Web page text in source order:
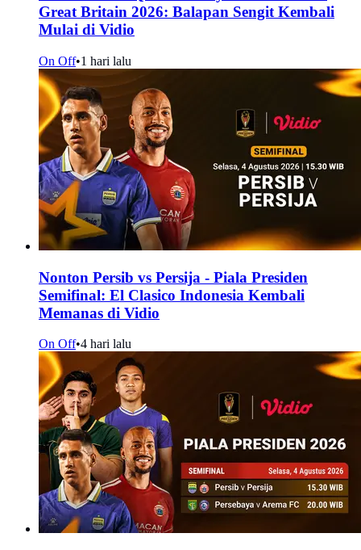
Great Britain 2026: Balapan Sengit Kembali
Mulai di Vidio
On Off•1 hari lalu
Nonton Persib vs Persija - Piala Presiden
Semifinal: El Clasico Indonesia Kembali
Memanas di Vidio
On Off•4 hari lalu